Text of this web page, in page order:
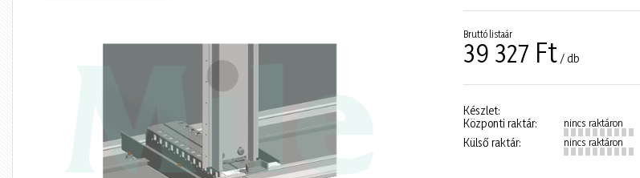
Bruttó listaár
39 327 Ft / db
Készlet:
Központi raktár:
nincs raktáron
Külső raktár: nincs raktáron